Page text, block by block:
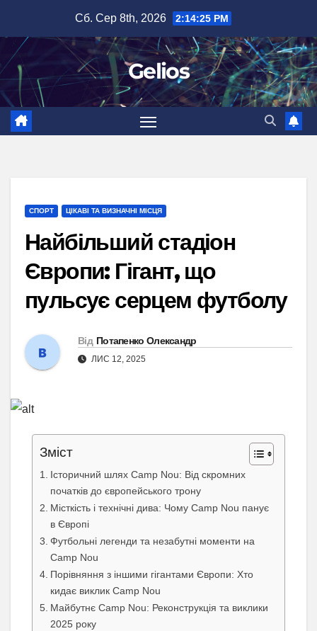
вмісту
Сб. Сер 8th, 2026 2:14:27 PM
Gelios
СПОРТ ЦІКАВІ ТА ВИЗНАЧНІ МІСЦЯ
Найбільший стадіон
Європи: Гігант, що
пульсує серцем футболу
Від Потапенко Олександр
ЛИС 12, 2025
Зміст
Історичний шлях Camp Nou: Від скромних
початків до європейського трону
Місткість і технічні дива: Чому Camp Nou панує
в Європі
Футбольні легенди та незабутні моменти на
Camp Nou
Порівняння з іншими гігантами Європи: Хто
кидає виклик Camp Nou
Майбутнє Camp Nou: Реконструкція та виклики
2025 року